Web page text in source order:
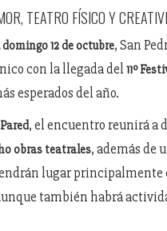
TEATRO FÍSICO Y
12 de octubre, San
con la llegada del 11º
esperados del año.
, el encuentro reunirá a
obras teatrales, además de
lugar principalmente
también habrá